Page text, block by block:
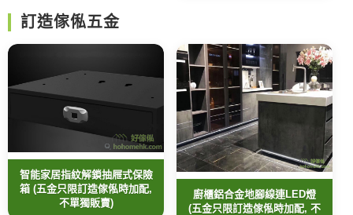
訂造傢俬五金
智能家居指紋解鎖抽屜式保險
箱 (五金只限訂造傢俬時加配,
不單獨販賣)
廚櫃鋁合金地腳線連LED燈
(五金只限訂造傢俬時加配, 不